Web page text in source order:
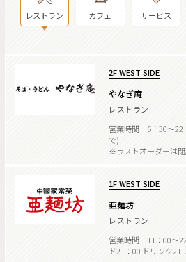
レストラン カフェ サービス
2F WEST SIDE
やなぎ庵
レストラン
営業時間 6：30～22
で)
※ラストオーダーは
1F WEST SIDE
亜麺坊
レストラン
営業時間 11：00～
ド21：00 ドリンク21